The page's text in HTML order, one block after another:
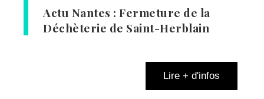
Actu Nantes : Fermeture de la
Déchèterie de Saint-Herblain
Lire + d'infos